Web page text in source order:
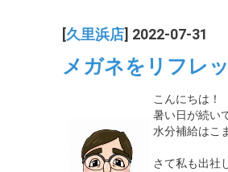
久里浜店 ] 2022-07-31
メガネをリフレ
こんにちは！
暑い日が続い
水分補給はこ
さて私も出社